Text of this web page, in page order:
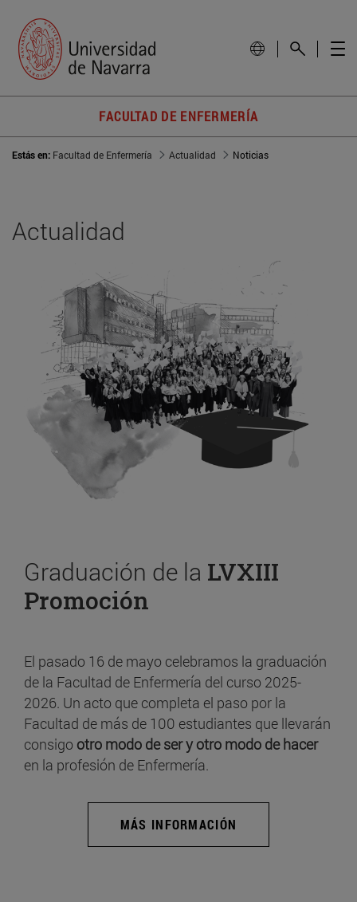
FACULTAD DE ENFERMERÍA
Estás en: Facultad de Enfermería Actualidad Noticias
Actualidad
Graduación de la LVXIII
Promoción
El pasado 16 de mayo celebramos la graduación
de la Facultad de Enfermería del curso 2025-
2026. Un acto que completa el paso por la
Facultad de más de 100 estudiantes que llevarán
consigo otro modo de ser y otro modo de hacer
en la profesión de Enfermería.
MÁS INFORMACIÓN